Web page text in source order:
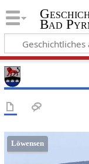
Bad
Löwensen